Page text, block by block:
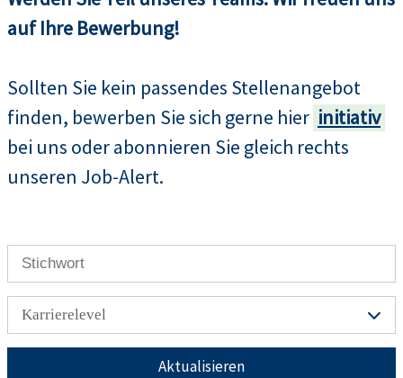
auf Ihre Bewerbung!
Sollten Sie kein passendes Stellenangebot
finden, bewerben Sie sich gerne hier initiativ
bei uns oder abonnieren Sie gleich rechts
unseren Job-Alert.
Karrierelevel
Aktualisieren